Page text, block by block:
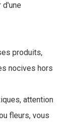
d'une
produits,
nocives hors
attention
fleurs, vous